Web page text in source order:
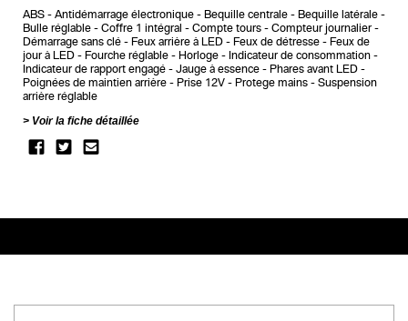
ABS Antidémarrage électronique Bequille centrale
Bequille latérale
Bulle réglable
Coffre 1 intégral Compte tours
Compteur journalier
Démarrage sans clé
Feux arrière à LED Feux de détresse
Feux de
jour à LED
Fourche réglable Horloge
Indicateur de consommation
Indicateur de rapport engagé
Jauge à essence
Phares avant LED
Poignées de maintien arrière
Prise 12V Protege mains
Suspension
arrière réglable
Voir la fiche détaillée